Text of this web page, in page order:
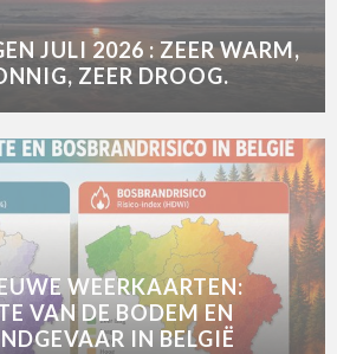
JULI 2026 : ZEER WARM,
ZEER DROOG.
WEERKAARTEN:
VAN DE BODEM EN
IN BELGIË